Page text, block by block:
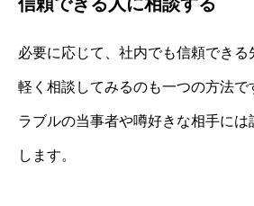
必要に応じて、社内でも信頼できる
軽く相談してみるのも一つの方法で
ラブルの当事者や噂好きな相手に
します。